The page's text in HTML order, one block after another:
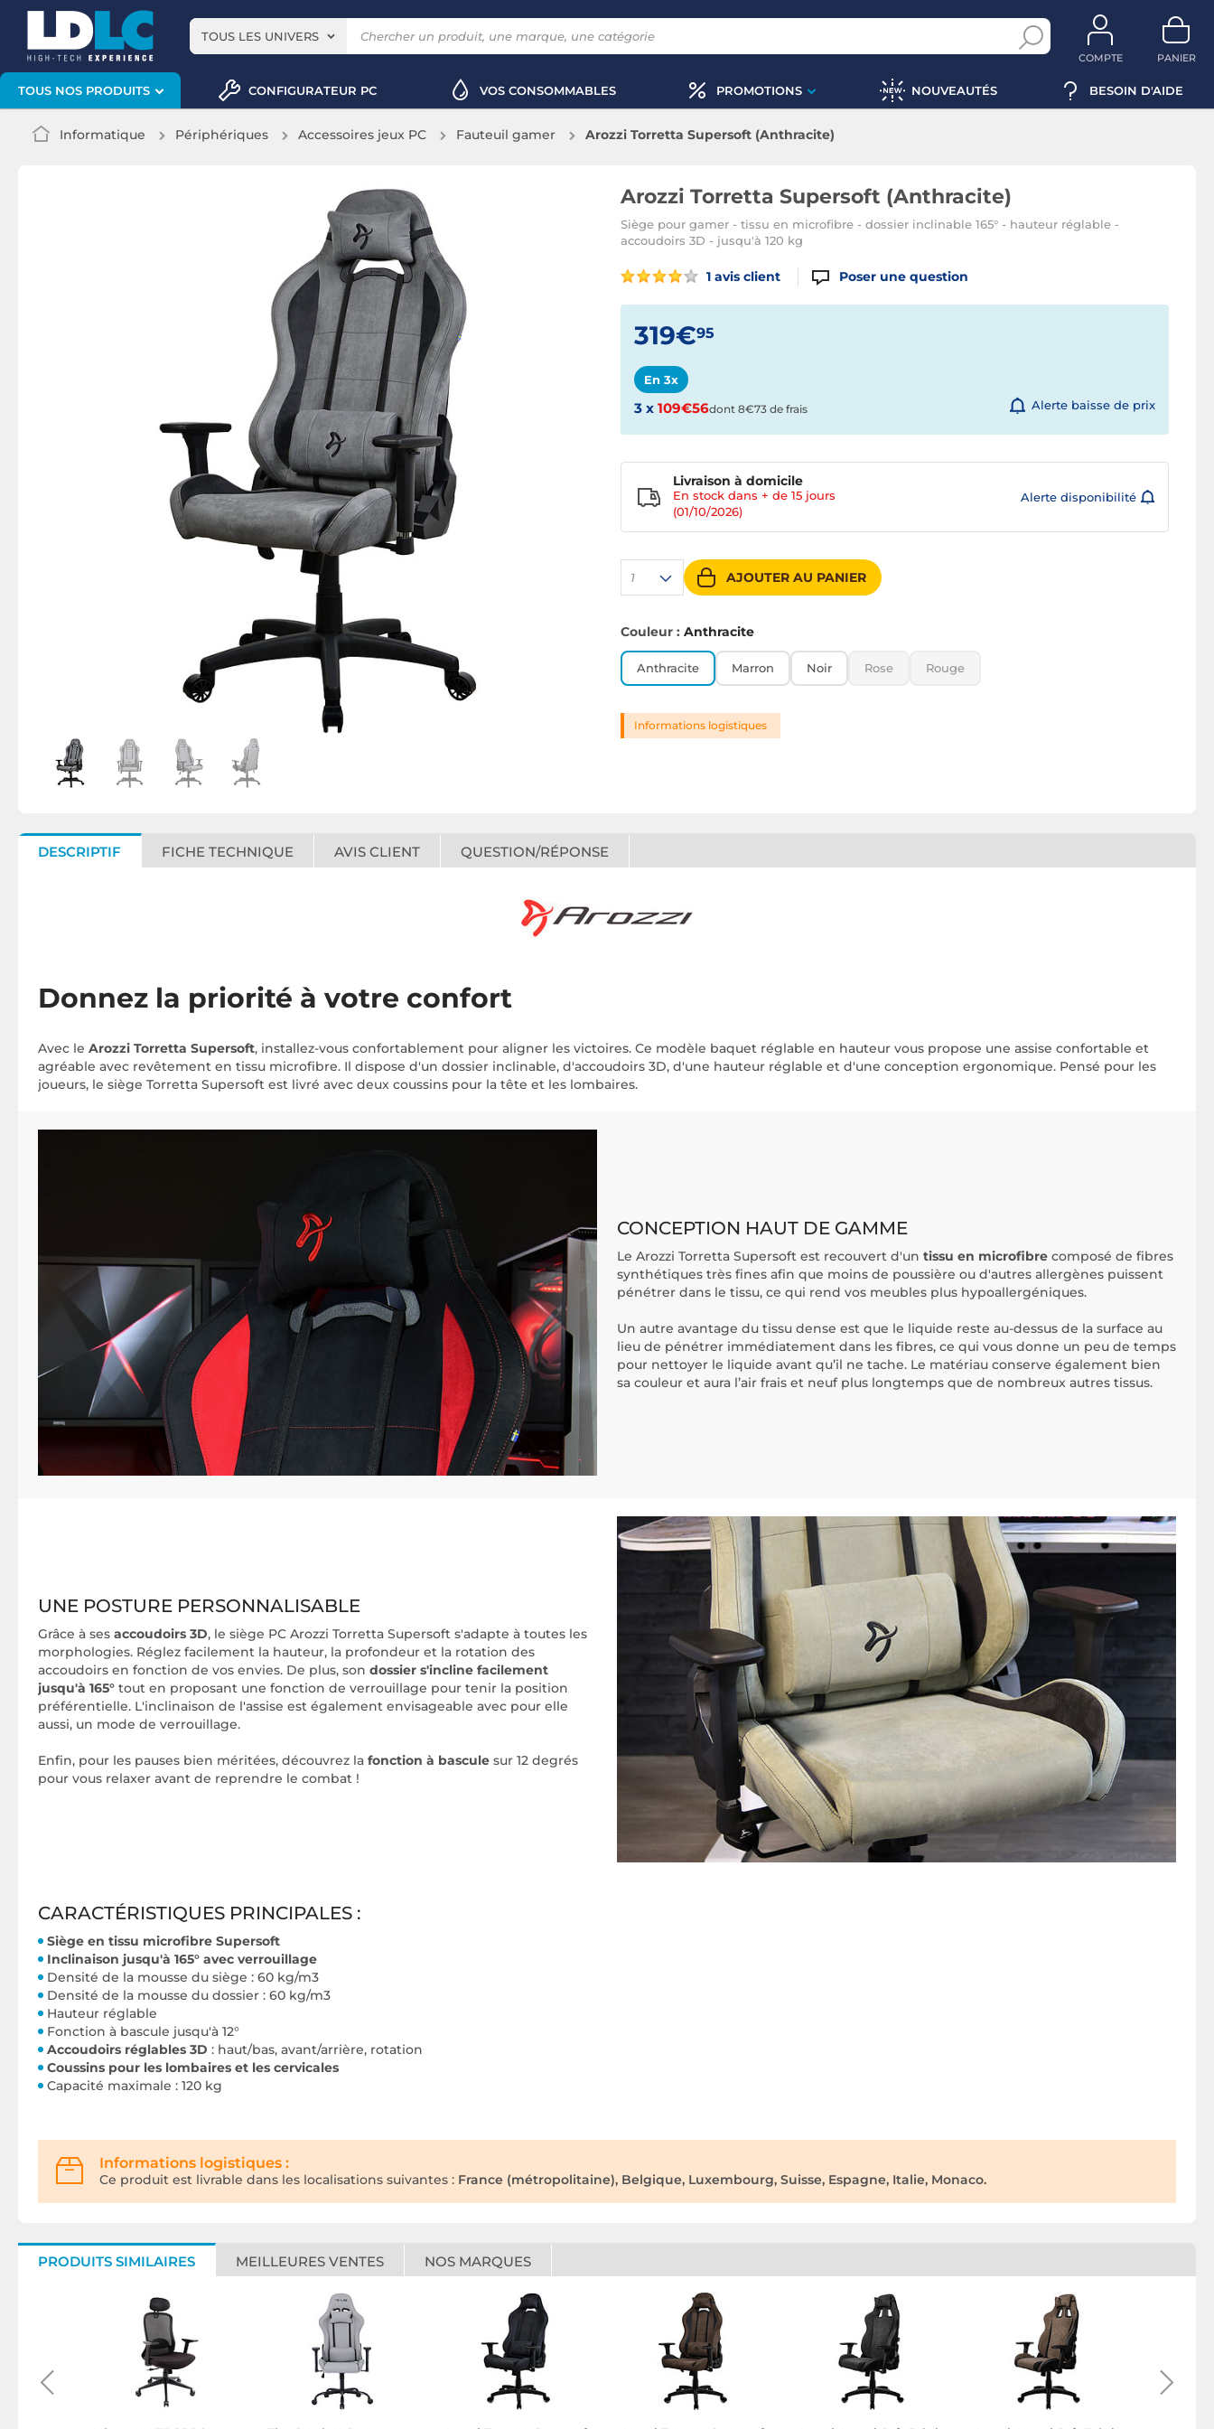
TOUS LES UNIVERS
COMPTE PANIER
TOUS NOS PRODUITS CONFIGURATEUR PC VOS CONSOMMABLES PROMOTIONS NOUVEAUTÉS BESOIN D'AIDE
Informatique Périphériques Accessoires jeux PC Fauteuil gamer Arozzi Torretta Supersoft (Anthracite)
Arozzi Torretta Supersoft (Anthracite)
Siège pour gamer - tissu en microfibre - dossier inclinable 165° - hauteur réglable -
accoudoirs 3D - jusqu'à 120 kg
1 avis client Poser une question
319€95
En 3x
3 x 109€56dont 8€73 de frais Alerte baisse de prix
1 AJOUTER AU PANIER
Livraison à domicile
En stock dans + de 15 jours
(01/10/2026)
Alerte disponibilité
Couleur : Anthracite
Anthracite Marron Noir Rose Rouge
Informations logistiques
DESCRIPTIF FICHE TECHNIQUE AVIS CLIENT QUESTION/RÉPONSE
Donnez la priorité à votre confort
Avec le Arozzi Torretta Supersoft, installez-vous confortablement pour aligner les victoires. Ce modèle baquet réglable en hauteur vous propose une assise confortable et
agréable avec revêtement en tissu microfibre. Il dispose d'un dossier inclinable, d'accoudoirs 3D, d'une hauteur réglable et d'une conception ergonomique. Pensé pour les
joueurs, le siège Torretta Supersoft est livré avec deux coussins pour la tête et les lombaires.
CONCEPTION HAUT DE GAMME
Le Arozzi Torretta Supersoft est recouvert d'un tissu en microfibre composé de fibres
synthétiques très fines afin que moins de poussière ou d'autres allergènes puissent
pénétrer dans le tissu, ce qui rend vos meubles plus hypoallergéniques.
Un autre avantage du tissu dense est que le liquide reste au-dessus de la surface au
lieu de pénétrer immédiatement dans les fibres, ce qui vous donne un peu de temps
pour nettoyer le liquide avant qu’il ne tache. Le matériau conserve également bien
sa couleur et aura l’air frais et neuf plus longtemps que de nombreux autres tissus.
UNE POSTURE PERSONNALISABLE
Grâce à ses accoudoirs 3D, le siège PC Arozzi Torretta Supersoft s'adapte à toutes les
morphologies. Réglez facilement la hauteur, la profondeur et la rotation des
accoudoirs en fonction de vos envies. De plus, son dossier s'incline facilement
jusqu'à 165° tout en proposant une fonction de verrouillage pour tenir la position
préférentielle. L'inclinaison de l'assise est également envisageable avec pour elle
aussi, un mode de verrouillage.
Enfin, pour les pauses bien méritées, découvrez la fonction à bascule sur 12 degrés
pour vous relaxer avant de reprendre le combat !
CARACTÉRISTIQUES PRINCIPALES :
Siège en tissu microfibre Supersoft
Inclinaison jusqu'à 165° avec verrouillage
Densité de la mousse du siège : 60 kg/m3
Densité de la mousse du dossier : 60 kg/m3
Hauteur réglable
Fonction à bascule jusqu'à 12°
Accoudoirs réglables 3D : haut/bas, avant/arrière, rotation
Coussins pour les lombaires et les cervicales
Capacité maximale : 120 kg
Informations logistiques :
Ce produit est livrable dans les localisations suivantes : France (métropolitaine), Belgique, Luxembourg, Suisse, Espagne, Italie, Monaco.
PRODUITS SIMILAIRES MEILLEURES VENTES NOS MARQUES